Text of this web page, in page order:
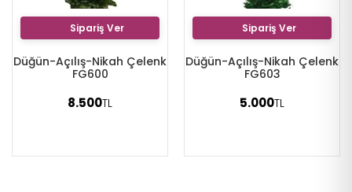
Sipariş Ver
Düğün-Açılış-Nikah Çelenk
FG600
8.500TL
Sipariş Ver
Düğün-Açılış-Nikah Çelenk
FG603
5.000TL